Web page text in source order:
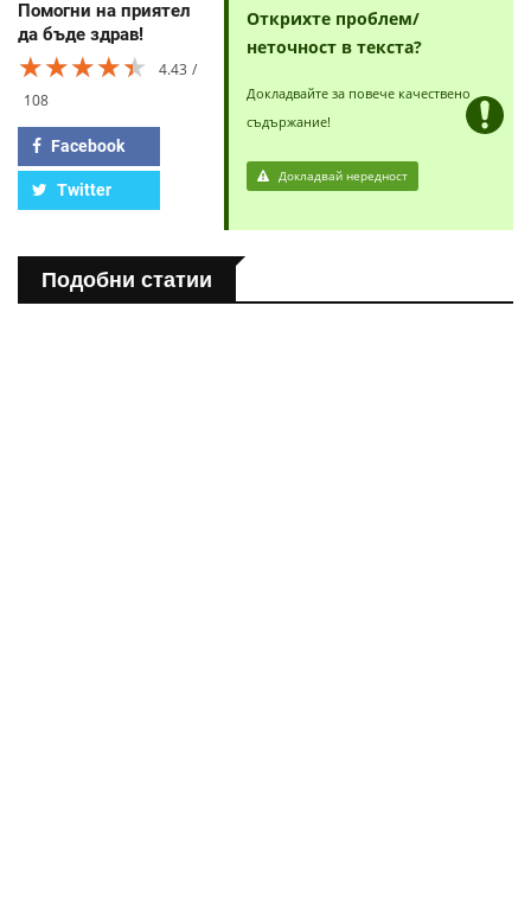
Помогни на приятел
да бъде здрав!
★★★★★
★★★★★
★★★★★
4.43
108
Facebook
Twitter
Открихте проблем/
неточност в текста?
Докладвайте за повече качествено
съдържание!
Докладвай нередност
Подобни статии